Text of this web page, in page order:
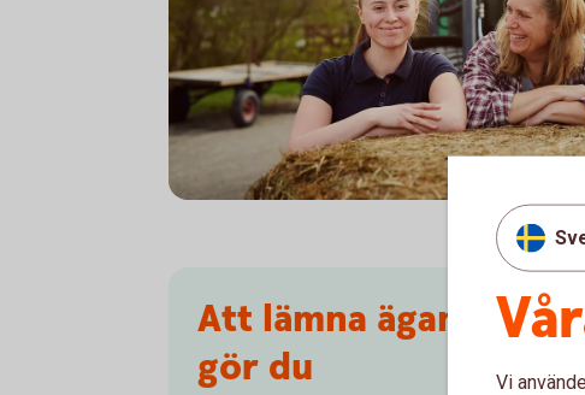
Att lämna ägandet i
gör du
Vi